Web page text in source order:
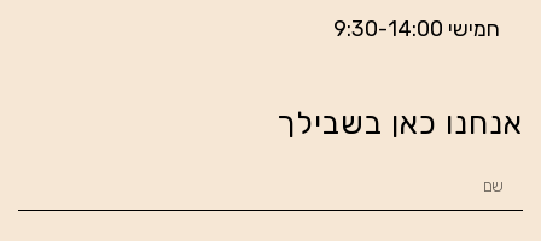
חמישי 9:30-14:00
אנחנו כאן בשבילך